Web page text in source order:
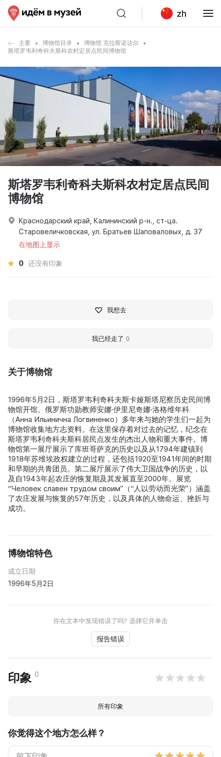
zh
主要 博物馆目录
博物馆 克拉斯诺达尔
斯塔罗韦利奇科夫斯科农村定居点民间博物馆
关于博物馆
1996年5月2日，斯塔罗韦利奇科夫斯卡娅斯塔尼察历史民间博
物馆开馆。俄罗斯功勋教师安娜·伊里尼奇娜·洛格维年科
（Анна Ильинична Логвиненко）多年来与她的学生们一起为
博物馆收集地方志资料。在这里保存着对过去的记忆，纪念在
斯塔罗韦利奇科夫斯科居民点发生的杰出人物和重大事件。博
物馆第一展厅展示了库班哥萨克的历史以及从1794年建镇到
1918年苏维埃政权建立的过程，还包括1920至1941年间的时期
和早期的共青团员。第二展厅展示了伟大卫国战争的历史，以
及自1943年起农庄的恢复期及其发展直至2000年。展览
“Человек славен трудом своим”（“人以劳动而光荣”）涵盖
了农庄发展与恢复的57年历史，以及具体的人物命运、挫折与
成功。
博物馆特色
成立日期
1996年5月2日
你在文本中发现错误了吗? 选择它并单击
报告错误
印象 0
所有印象
你觉得这个地方怎么样？
斯塔罗韦利奇科夫斯科农村定居点民间
博物馆
Краснодарский край, Калининский р-н., ст-ца.
Старовеличковская, ул. Братьев Шаповаловых, д. 37
在地图上显示
0 还没有印象
我想去
我已经走了 0